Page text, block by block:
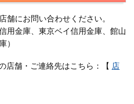
舗にお問い合わせください。
用金庫、東京ベイ信用金庫、館山
）
店舗・ご連絡先はこちら：【 店